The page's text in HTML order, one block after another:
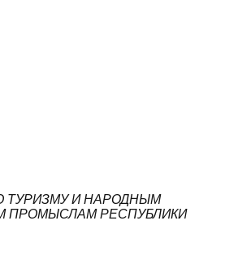
ТУРИЗМУ И НАРОДНЫМ
ПРОМЫСЛАМ РЕСПУБЛИКИ